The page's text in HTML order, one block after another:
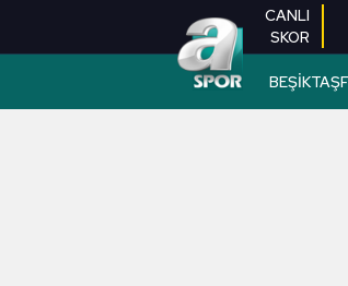
CANLI
SKOR
BEŞİKTAŞ